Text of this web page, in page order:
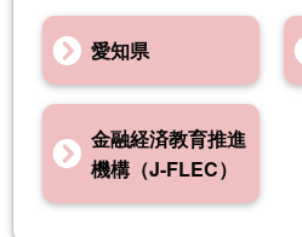
愛知県
金融経済教育推進
機構（J-FLEC）